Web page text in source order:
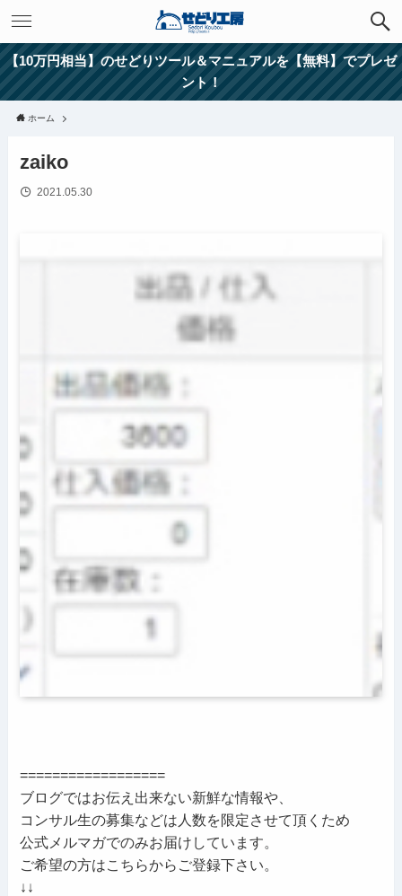
【10万円相当】のせどりツール＆マニュアルを【無料】でプレゼ
ント！
ホーム
zaiko
2021.05.30
==================
ブログではお伝え出来ない新鮮な情報や、
コンサル生の募集などは人数を限定させて頂くため
公式メルマガでのみお届けしています。
ご希望の方はこちらからご登録下さい。
↓↓